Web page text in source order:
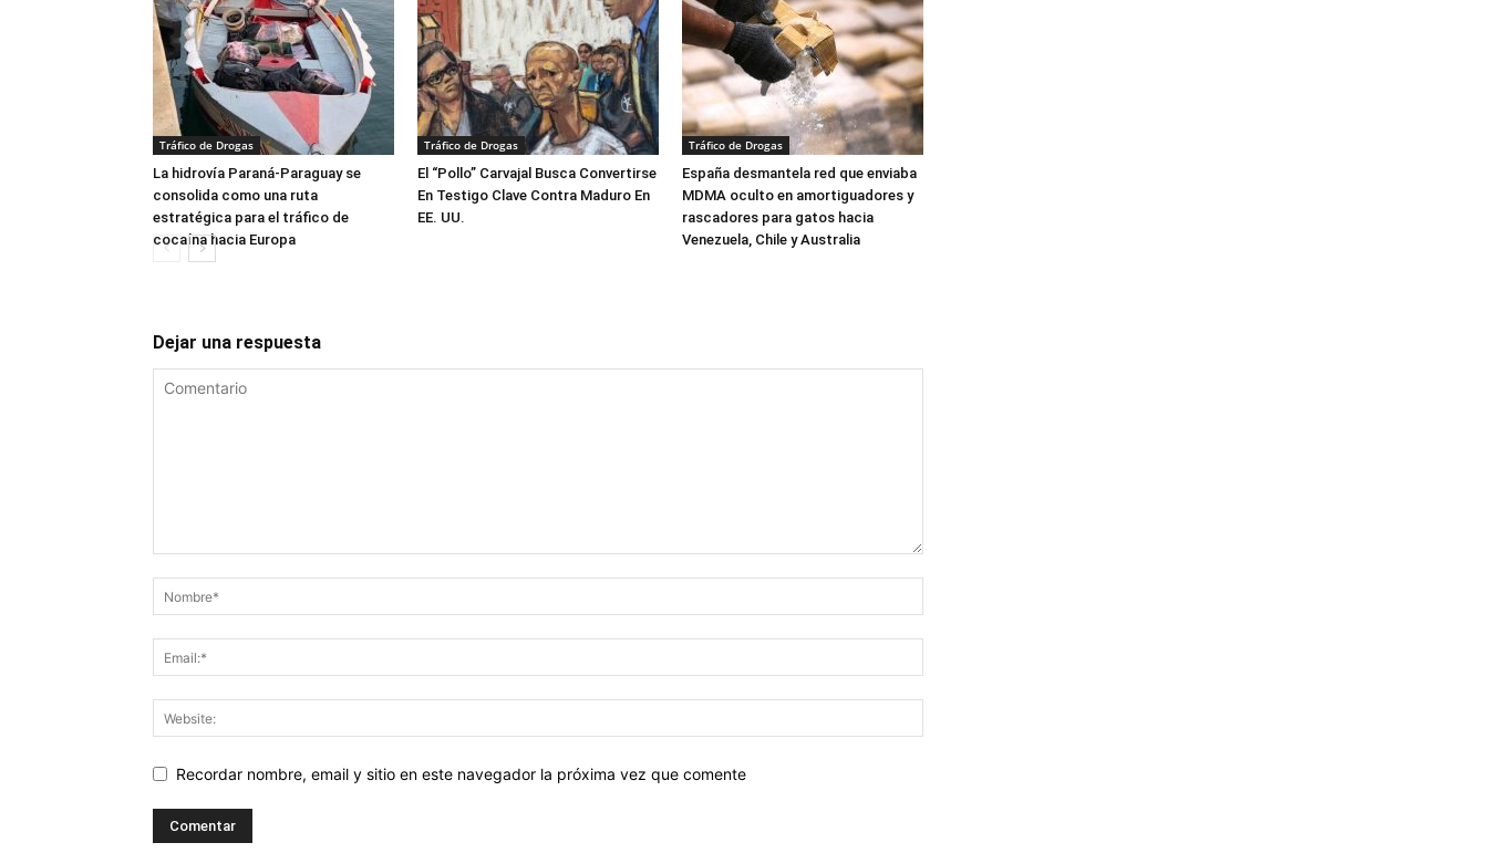
Tráfico de Drogas
La hidrovía Paraná-Paraguay se
consolida como una ruta
estratégica para el tráfico de
cocaína hacia Europa
Tráfico de Drogas
El “Pollo” Carvajal Busca Convertirse
En Testigo Clave Contra Maduro En
EE. UU.
Tráfico de Drogas
España desmantela red que enviaba
MDMA oculto en amortiguadores y
rascadores para gatos hacia
Venezuela, Chile y Australia
Dejar una respuesta
Recordar nombre, email y sitio en este navegador la próxima vez que comente